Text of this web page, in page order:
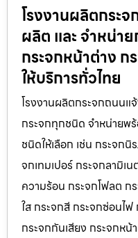
โรงงานผลิตกระ
ผลิต และ จำหน่า
กระจกหน้าต่าง ก
ให้บริการทั่วไทย
โรงงานผลิตกระจกถนนแ
กระจกทุกชนิด จำหน่ายพ
ชนิดให้เลือก เช่น กระจก
จกเทมเปอร์ กระจกลามิเ
ความร้อน กระจกโฟลต ก
ใส กระจกสี กระจกซ่อนไ
กระจกกันเสียง กระจกห